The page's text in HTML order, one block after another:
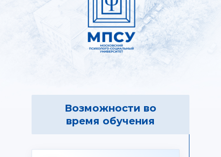
Возможности во
время обучения